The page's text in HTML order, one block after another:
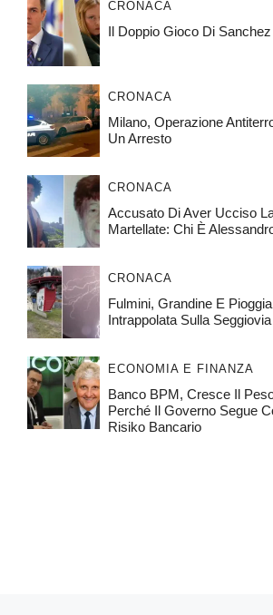
CRONACA
Il Doppio Gioco Di
CRONACA
Milano, Operazione
Un Arresto
CRONACA
Accusato Di Aver Ucciso
Martellate: Chi È
CRONACA
Fulmini, Grandine E
Intrappolata Sulla Seggiovia
ECONOMIA E FINANZA
Banco BPM, Cresce Il
Perché Il Governo Segue
Risiko Bancario